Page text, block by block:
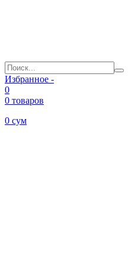
Избранное -
0
0 товаров
0 сум